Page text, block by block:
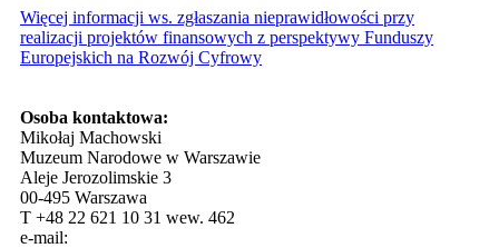
Więcej informacji ws. zgłaszania nieprawidłowości przy
realizacji projektów finansowych z perspektywy Funduszy
Europejskich na Rozwój Cyfrowy
Osoba kontaktowa:
Mikołaj Machowski
Muzeum Narodowe w Warszawie
Aleje Jerozolimskie 3
00-495 Warszawa
T +48 22 621 10 31 wew. 462
e-mail: